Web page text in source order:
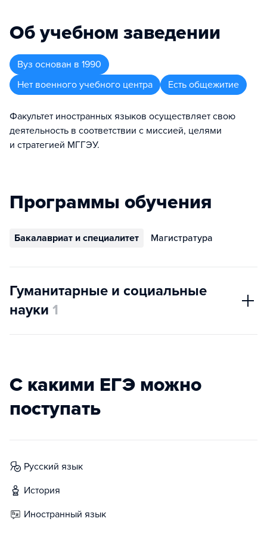
Об учебном заведении
Вуз основан в 1990
Нет военного учебного центра
Есть общежитие
Факультет иностранных языков осуществляет свою
деятельность в соответствии с миссией, целями
и стратегией МГГЭУ.
Программы обучения
Бакалавриат и специалитет Магистратура
Гуманитарные и социальные
науки 1
С какими ЕГЭ можно
поступать
русский язык
история
иностранный язык